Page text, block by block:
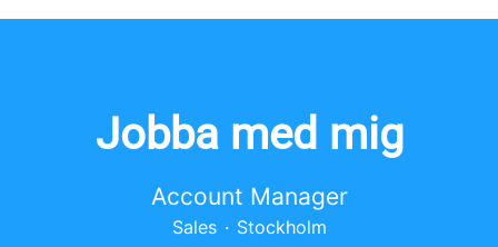
Jobba med mig
Account Manager
Sales · Stockholm